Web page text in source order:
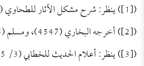
([1]) ينظر: شرح مشكل الآثار للطحاوي (6/ 337).
([2]) أخرجه البخاري (4547)، ومسلم (2665).
([3]) ينظر: أعلام الحديث للخطابي (3/ 1825).